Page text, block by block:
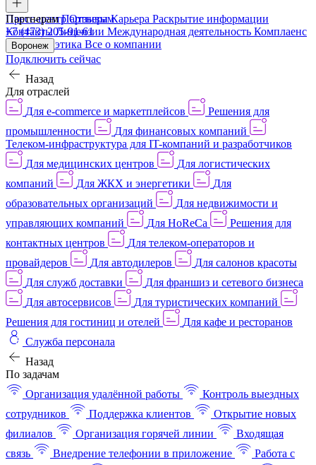
Пресс-центрОтзывыКарьера Раскрытие информации
КонтактыЛицензии Международная деятельность Комплаенс
и деловая этика Все о компании
ПартнерамПартнерам
+7 (473) 205-91-61
Воронеж
Подключить сейчас
Назад
Для отраслей
Для e-commerce и маркетплейсов
Решения для
промышленности
Для финансовых компаний
Телеком-инфраструктура для IT-компаний и разработчиков
Для медицинских центров
Для логистических
компаний
Для ЖКХ и энергетики
Для
образовательных организаций
Для недвижимости и
управляющих компаний
Для HoReCa
Решения для
контактных центров
Для телеком-операторов и
провайдеров
Для автодилеров
Для салонов красоты
Для служб доставки
Для франшиз и сетевого бизнеса
Для автосервисов
Для туристических компаний
Решения для гостиниц и отелей
Для кафе и ресторанов
Служба персонала
Назад
По задачам
Организация удалённой работы
Контроль выездных
сотрудников
Поддержка клиентов
Открытие новых
филиалов
Организация горячей линии
Входящая
связь
Внедрение телефонии в приложение
Работа с